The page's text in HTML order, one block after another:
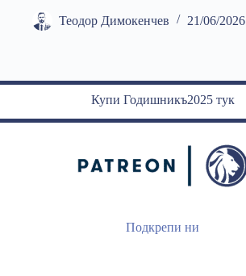
Теодор Димокенчев 21/06/2026
Купи Годишникъ2025 тук
Подкрепи ни